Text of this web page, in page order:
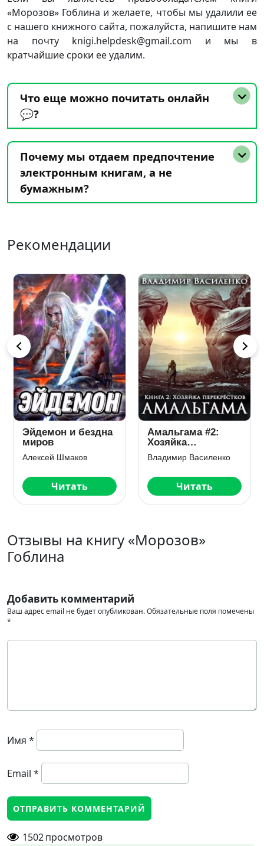
«Морозов» Гоблина и желаете, чтобы мы удалили ее
с нашего книжного сайта, пожалуйста, напишите нам
на почту knigi.helpdesk@gmail.com и мы в
кратчайшие сроки ее удалим.
Что еще можно почитать онлайн
💬?
Почему мы отдаем предпочтение
электронным книгам, а не
бумажным?
Рекомендации
Эйдемон и бездна
миров
Алексей Шмаков
Читать
Амальгама #2:
Хозяйка
перекрёстков
Владимир Василенко
Читать
Отзывы на книгу «Морозов»
Гоблина
Добавить комментарий
Ваш адрес email не будет опубликован.Обязательные поля помечены
*
Имя *
Email *
1502просмотров